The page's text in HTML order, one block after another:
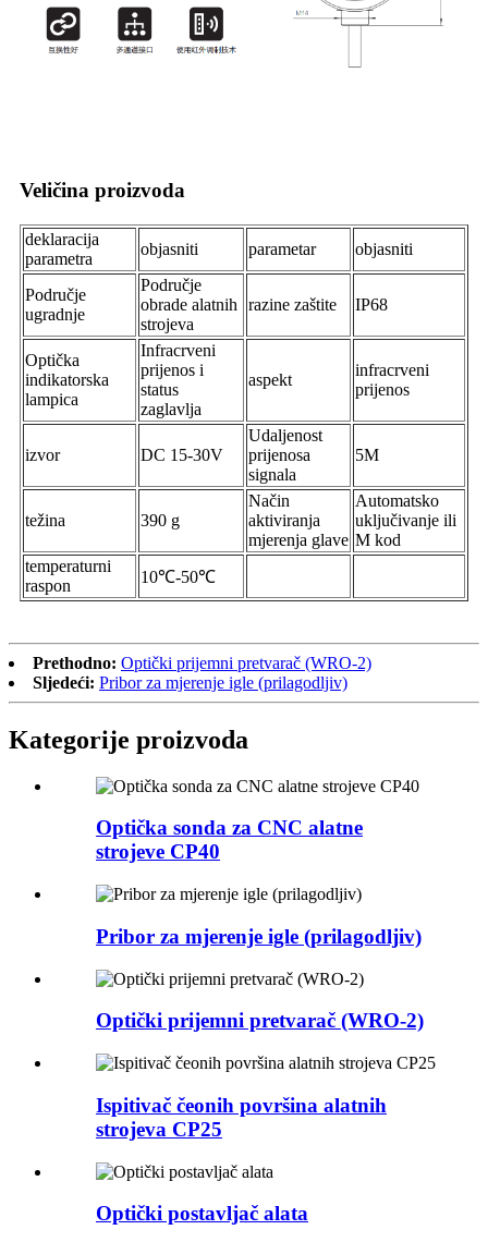
Veličina proizvoda
deklaracija
parametra
objasniti parametar objasniti
Područje
ugradnje
Područje
obrade alatnih
strojeva
razine zaštite IP68
Optička
indikatorska
lampica
Infracrveni
prijenos i
status
zaglavlja
aspekt
infracrveni
prijenos
izvor DC 15-30V
Udaljenost
prijenosa
signala
5M
težina 390 g
Način
aktiviranja
mjerenja glave
Automatsko
uključivanje ili
M kod
temperaturni
raspon
10℃-50℃
Prethodno: Optički prijemni pretvarač (WRO-2)
Sljedeći: Pribor za mjerenje igle (prilagodljiv)
Kategorije proizvoda
Optička sonda za CNC alatne
strojeve CP40
Pribor za mjerenje igle (prilagodljiv)
Optički prijemni pretvarač (WRO-2)
Ispitivač čeonih površina alatnih
strojeva CP25
Optički postavljač alata